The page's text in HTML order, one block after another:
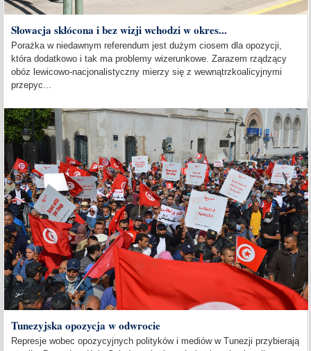
Słowacja skłócona i bez wizji wchodzi w okres...
Porażka w niedawnym referendum jest dużym ciosem dla opozycji,
która dodatkowo i tak ma problemy wizerunkowe. Zarazem rządzący
obóz lewicowo-nacjonalistyczny mierzy się z wewnątrzkoalicyjnymi
przepyc...
Tunezyjska opozycja w odwrocie
Represje wobec opozycyjnych polityków i mediów w Tunezji przybierają